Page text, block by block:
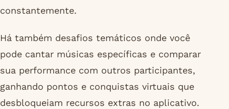
constantemente.
Há também desafios temáticos onde você
pode cantar músicas específicas e comparar
sua performance com outros participantes,
ganhando pontos e conquistas virtuais que
desbloqueiam recursos extras no aplicativo.